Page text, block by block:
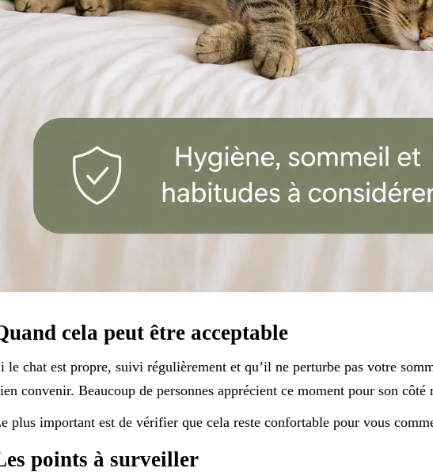
cela peut être acceptable
le chat est propre, suivi régulièrement et qu’il ne perturbe pas votre
convenir. Beaucoup de personnes apprécient ce moment pour son côté
plus important est de vérifier que cela reste confortable pour vous
points à surveiller